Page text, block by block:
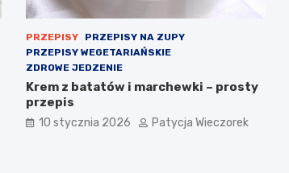
PRZEPISY
PRZEPISY NA ZUPY
PRZEPISY WEGETARIAŃSKIE
ZDROWE JEDZENIE
Krem z batatów i marchewki – prosty
przepis
10 stycznia 2026 Patycja Wieczorek